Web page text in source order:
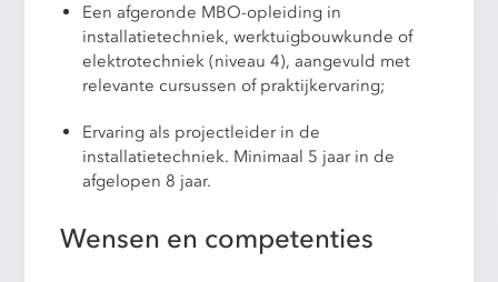
Een afgeronde MBO-opleiding in
installatietechniek, werktuigbouwkunde of
elektrotechniek (niveau 4), aangevuld met
relevante cursussen of praktijkervaring;
Ervaring als projectleider in de
installatietechniek. Minimaal 5 jaar in de
afgelopen 8 jaar.
Wensen en competenties